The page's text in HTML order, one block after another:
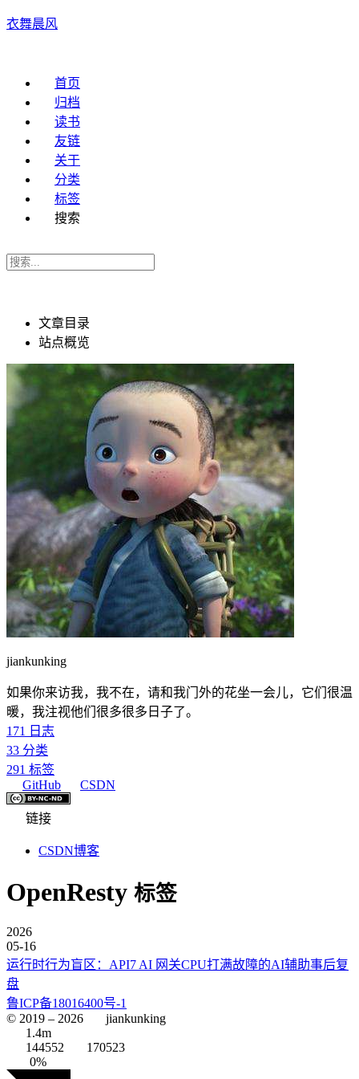
衣舞晨风
首页
归档
读书
友链
关于
分类
标签
搜索
文章目录
站点概览
jiankunking
如果你来访我，我不在，请和我门外的花坐一会儿，它们很温
暖，我注视他们很多很多日子了。
171
日志
33 分类
291 标签
GitHub
CSDN
链接
CSDN博客
OpenResty 标签
2026
05-16
运行时行为盲区：API7 AI 网关CPU打满故障的AI辅助事后复
盘
鲁ICP备18016400号-1
© 2019 – 2026
jiankunking
1.4m
144552
170523
0%